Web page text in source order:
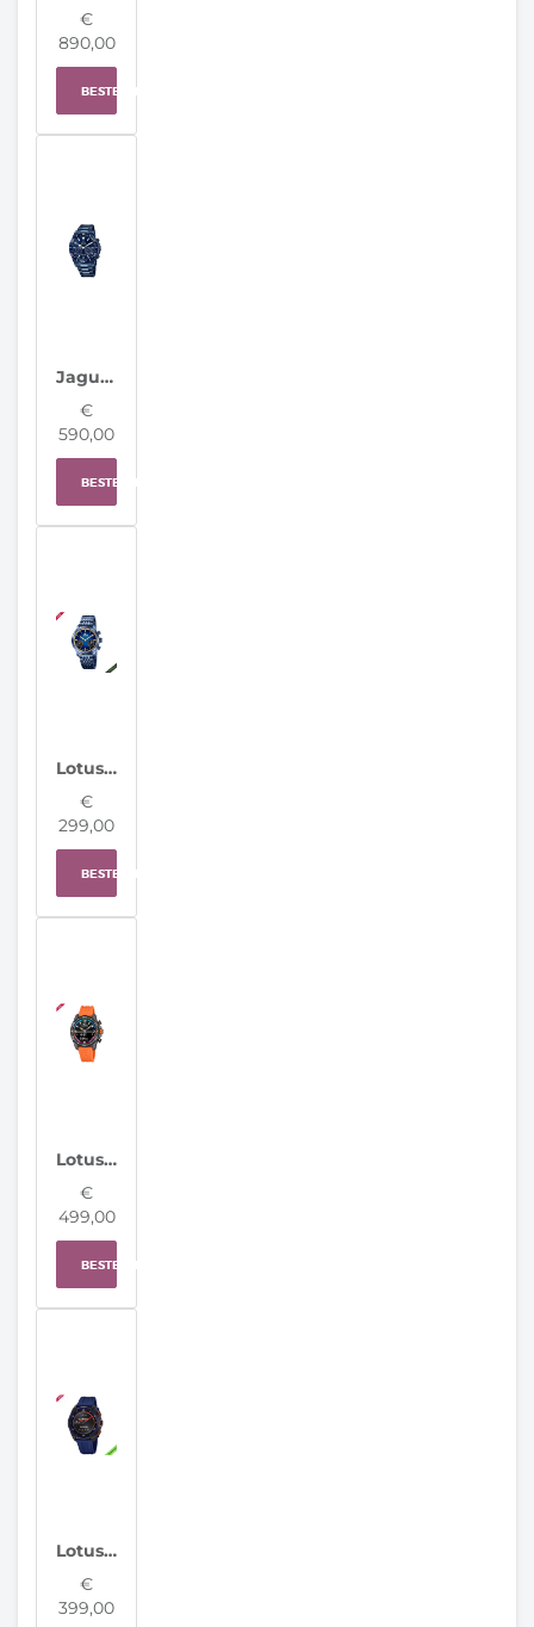
€
890,00
BESTELLEN
Jaguar Horloge J930/A Connected Men Special Edition
€
590,00
BESTELLEN
Lotus Hybrid Herenhorloge 19094/2
€
299,00
BESTELLEN
Lotus herenhorloge 20000/7 Connected D
€
499,00
BESTELLEN
Lotus horloge 20002/6 Connected Full D
€
399,00